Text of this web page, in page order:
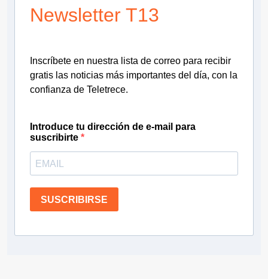
Newsletter T13
Inscríbete en nuestra lista de correo para recibir
gratis las noticias más importantes del día, con la
confianza de Teletrece.
Introduce tu dirección de e-mail para
suscribirte
SUSCRIBIRSE